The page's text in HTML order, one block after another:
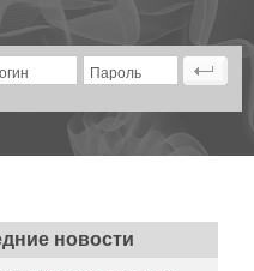
Пароль
новости